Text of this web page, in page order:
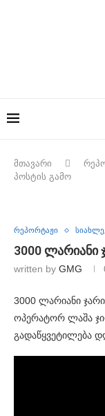
მთავარი
პოსტის გამო
რეპორტაჟი
3000 ლარიანი
written by GMG
3000 ლარიანი
ოპერატორ ლაშა
გადაწყვეტილება